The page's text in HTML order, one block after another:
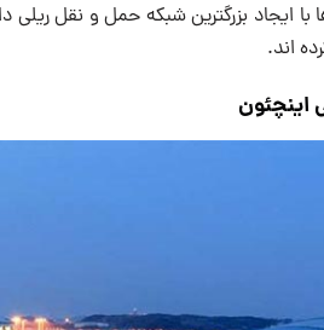
با ایجاد بزرگترین شبکه حمل و نقل
اند.
اینچئون